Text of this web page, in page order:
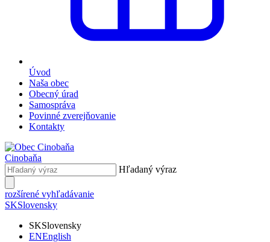
Úvod
Naša obec
Obecný úrad
Samospráva
Povinné zverejňovanie
Kontakty
Cinobaňa
Hľadaný výraz
rozšírené vyhľadávanie
SKSlovensky
SKSlovensky
ENEnglish